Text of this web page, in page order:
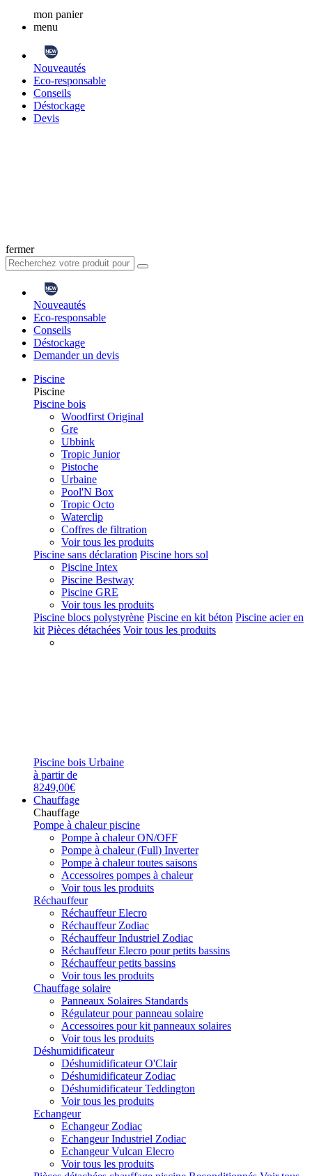
mon panier
menu
Nouveautés
Eco-responsable
Conseils
Déstockage
Devis
fermer
Nouveautés
Eco-responsable
Conseils
Déstockage
Demander un devis
Piscine
Piscine
Piscine bois
Woodfirst Original
Gre
Ubbink
Tropic Junior
Pistoche
Urbaine
Pool'N Box
Tropic Octo
Waterclip
Coffres de filtration
Voir tous les produits
Piscine sans déclaration Piscine hors sol
Piscine Intex
Piscine Bestway
Piscine GRE
Voir tous les produits
Piscine blocs polystyrène Piscine en kit béton Piscine acier en
kit Pièces détachées Voir tous les produits
Piscine bois Urbaine
à partir de
8249,00€
Chauffage
Chauffage
Pompe à chaleur piscine
Pompe à chaleur ON/OFF
Pompe à chaleur (Full) Inverter
Pompe à chaleur toutes saisons
Accessoires pompes à chaleur
Voir tous les produits
Réchauffeur
Réchauffeur Elecro
Réchauffeur Zodiac
Réchauffeur Industriel Zodiac
Réchauffeur Elecro pour petits bassins
Réchauffeur petits bassins
Voir tous les produits
Chauffage solaire
Panneaux Solaires Standards
Régulateur pour panneau solaire
Accessoires pour kit panneaux solaires
Voir tous les produits
Déshumidificateur
Déshumidificateur O'Clair
Déshumidificateur Zodiac
Déshumidificateur Teddington
Voir tous les produits
Echangeur
Echangeur Zodiac
Echangeur Industriel Zodiac
Echangeur Vulcan Elecro
Voir tous les produits